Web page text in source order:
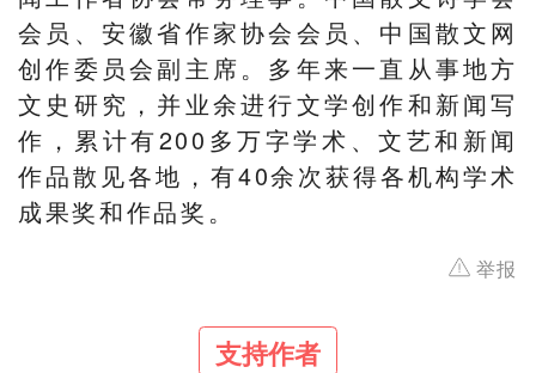
会员、安徽省作家协会会员、中国散文网
创作委员会副主席。多年来一直从事地方
文史研究，并业余进行文学创作和新闻写
作，累计有200多万字学术、文艺和新闻
作品散见各地，有40余次获得各机构学术
成果奖和作品奖。
举报
支持作者